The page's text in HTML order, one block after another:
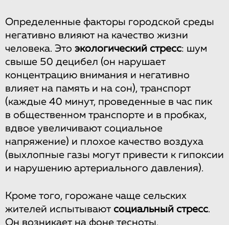
Определенные факторы городской среды
негативно влияют на качество жизни
человека. Это экологический стресс: шум
свыше 50 децибел (он нарушает
концентрацию внимания и негативно
влияет на память и на сон), транспорт
(каждые 40 минут, проведенные в час пик
в общественном транспорте и в пробках,
вдвое увеличивают социальное
напряжение) и плохое качество воздуха
(выхлопные газы могут привести к гипоксии
и нарушению артериального давления).
Кроме того, горожане чаще сельских
жителей испытывают социальный стресс.
Он возникает на фоне тесноты,